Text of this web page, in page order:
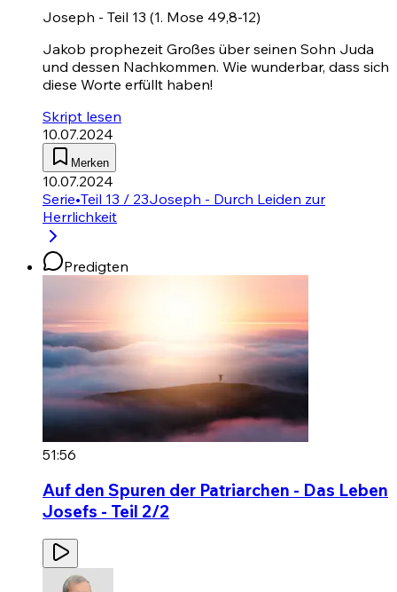
Joseph - Teil 13 (1. Mose 49,8-12)
Jakob prophezeit Großes über seinen Sohn Juda
und dessen Nachkommen. Wie wunderbar, dass sich
diese Worte erfüllt haben!
Skript lesen
10.07.2024
Merken
10.07.2024
Serie•Teil 13 / 23Joseph - Durch Leiden zur
Herrlichkeit
Predigten
51:56
Auf den Spuren der Patriarchen - Das Leben
Josefs - Teil 2/2